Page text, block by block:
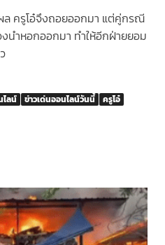
ล ครูโอ๋จึงถอยออกมา แต่คู่กรณี
นำหอกออกมา ทำให้อีกฝ่ายยอม
ไลน์ ข่าวเด่นออนไลน์วันนี้
ครูโอ๋